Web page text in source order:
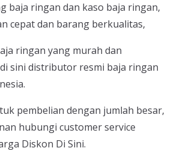
baja ringan dan kaso baja ringan,
cepat dan barang berkualitas,
ringan yang murah dan
sini distributor resmi baja ringan
pembelian dengan jumlah besar,
hubungi customer service
Diskon Di Sini.